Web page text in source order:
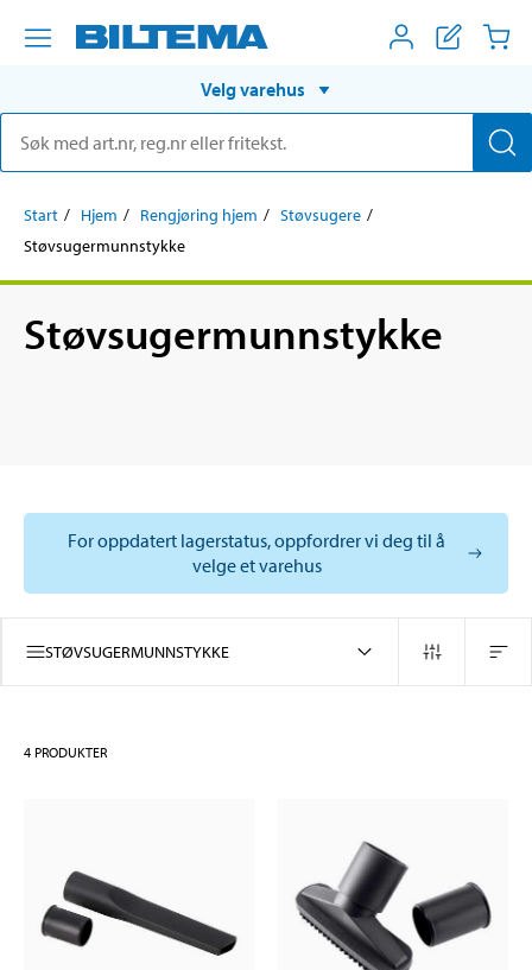
Velg varehus
Start Hjem Rengjøring hjem
Støvsugere
Støvsugermunnstykke
Støvsugermunnstykke
For oppdatert lagerstatus, oppfordrer vi deg til å
velge et varehus
STØVSUGERMUNNSTYKKE
4 PRODUKTER